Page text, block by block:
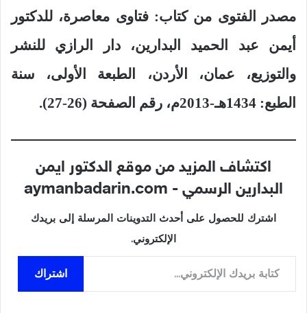
مصدر الفتوى من كتاب:فتاوى معاصرة، للدكتور
أيمن عبد الحميد البدارين، دار الرازي للنشر
والتوزيع، عمان، الأردن، الطبعة الأولى، سنة
الطبع: 1434هـ-2013م، رقم الصفحة (26-27).
اكتشاف المزيد من موقع الدكتور ايمن
البدارين الرسمي - aymanbadarin.com
اشترك للحصول على أحدث التدوينات المرسلة إلى بريدك
الإلكتروني.
كتابة بريدك الإلكتروني...
اشتراك